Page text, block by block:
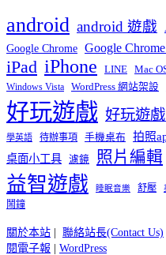
android android 遊戲
Google Chrome Google
iPad iPhone LINE Mac
Windows Vista WordPress 網站架設
好玩遊戲 好玩遊
學英語 待辦事項 手機桌布 拍照
桌面小工具 濾鏡 照片編輯
益智遊戲 睡眠音樂 舒壓
鬧鐘
關於本站 | 聯絡站長(Contact Us)
閱電子報 | WordPress